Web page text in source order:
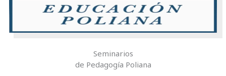
Seminarios
de Pedagogía Poliana